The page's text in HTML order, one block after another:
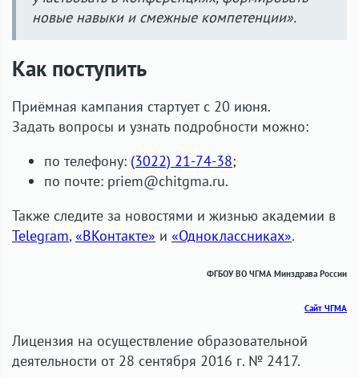
новые навыки и смежные компетенции».
Как поступить
Приёмная кампания стартует c 20 июня.
Задать вопросы и узнать подробности можно:
по телефону: (3022) 21-74-38;
по почте: priem@chitgma.ru.
Также следите за новостями и жизнью академии в
Telegram,«ВКонтакте» и «Одноклассниках».
ФГБОУ ВО ЧГМА Минздрава России
Сайт ЧГМА
Лицензия на осуществление образовательной
деятельности от 28 сентября 2016 г. № 2417.